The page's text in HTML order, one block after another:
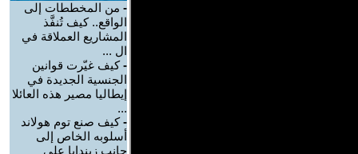
- من المخططات إلى
الواقع.. كيف تُنفَّذ
المشاريع العملاقة في
ال ...
-كيف غيّرت قوانين
الجنسية الجديدة في
إيطاليا مصير هذه العائلا
...
-كيف صنع توم هولاند
أسلوبه الخاص إلى
جانب زيندايا على